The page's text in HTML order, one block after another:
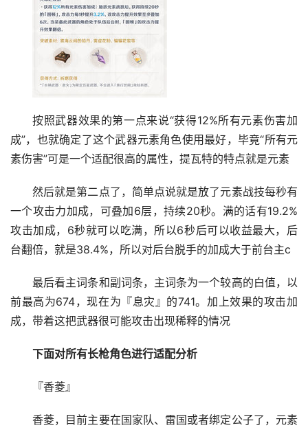
按照武器效果的第一点来说“获得12%所有元素伤害加
成”，也就确定了这个武器元素角色使用最好，毕竟“所有元
素伤害”可是一个适配很高的属性，提瓦特的特点就是元素
然后就是第二点了，简单点说就是放了元素战技每秒有
一个攻击力加成，可叠加6层，持续20秒。满的话有19.2%
攻击加成，6秒就可以吃满，所以6秒后可以收益最大，后
台翻倍，就是38.4%，所以对后台脱手的加成大于前台主c
最后看主词条和副词条，主词条为一个较高的白值，以
前最高为674，现在为『息灾』的741。加上效果的攻击加
成，带着这把武器很可能攻击出现稀释的情况
下面对所有长枪角色进行适配分析
『香菱』
香菱，目前主要在国家队、雷国或者绑定公子了，元素